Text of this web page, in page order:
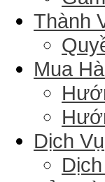
Thành
Mua
Dịch Vụ